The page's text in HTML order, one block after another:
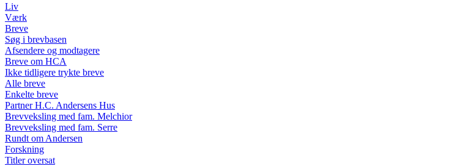
Liv
Værk
Breve
Søg i brevbasen
Afsendere og modtagere
Breve om HCA
Ikke tidligere trykte breve
Alle breve
Enkelte breve
Partner H.C. Andersens Hus
Brevveksling med fam. Melchior
Brevveksling med fam. Serre
Rundt om Andersen
Forskning
Titler oversat